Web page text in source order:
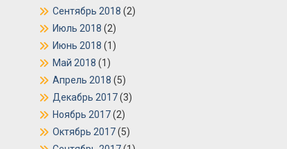
Сентябрь 2018 (2)
Июль 2018 (2)
Июнь 2018 (1)
Май 2018 (1)
Апрель 2018 (5)
Декабрь 2017(3)
Ноябрь 2017(2)
Октябрь 2017(5)